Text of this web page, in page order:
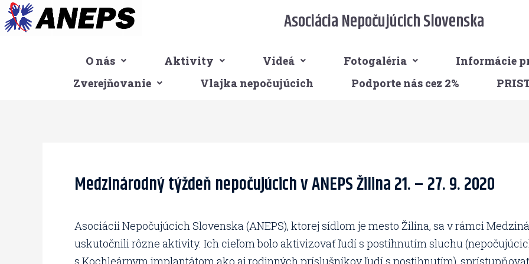
Preskočiť
na
Asociácia Nepočujúcich Slovenska
O nás Aktivity Videá Fotogaléria Informácie
Zverejňovanie
Vlajka nepočujúcich Podporte nás cez 2%
Medzinárodný týždeň nepočujúcich v ANEPS Žilina 21. – 27. 9. 2020
Asociácii Nepočujúcich Slovenska (ANEPS), ktorej sídlom je mesto Žilina, sa v rámci
uskutočnili rôzne aktivity. Ich cieľom bolo aktivizovať ľudí s postihnutím sluchu
s Kochleárnym implantátom ako aj rodinných príslušníkov ľudí s postihnutím),